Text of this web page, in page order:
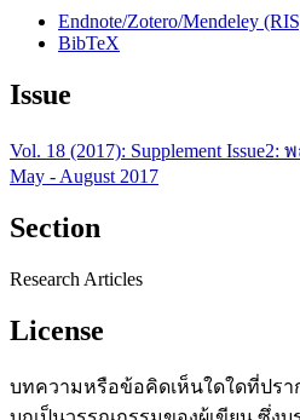
Endnote/Zotero/Mendeley
BibTeX
Issue
Vol. 18 (2017): Supplement
May - August 2017
Section
Research Articles
License
บทความหรือข้อคิดเห็นใดใดที่ปร